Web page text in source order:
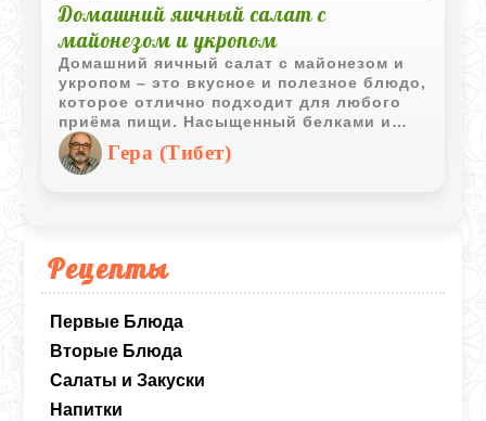
Рецепты
Первые Блюда
Вторые Блюда
Салаты и Закуски
Напитки
Домашний яичный салат с
майонезом и укропом
Домашний яичный салат с майонезом и
укропом – это вкусное и полезное блюдо,
которое отлично подходит для любого
приёма пищи. Насыщенный белками и
витаминами, он придаёт свежесть
благодаря укропу и аппетитность
благодаря специям. Этот салат можно
универсальным и любимым блюдом.
Гера (Тибет)